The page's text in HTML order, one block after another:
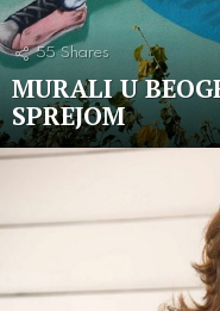
55 Shares
MURALI U
SPREJOM